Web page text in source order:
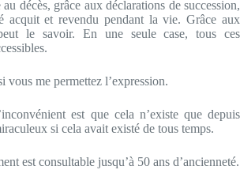
décès, grâce aux déclarations de succession,
acquit et revendu pendant la vie. Grâce aux
le savoir. En une seule case, tous ces
vous me permettez l’expression.
est que cela n’existe que depuis
si cela avait existé de tous temps.
est consultable jusqu’à 50 ans d’ancienneté.